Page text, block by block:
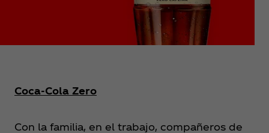
Coca‑Cola Zero
Con la familia, en el trabajo, compañeros de